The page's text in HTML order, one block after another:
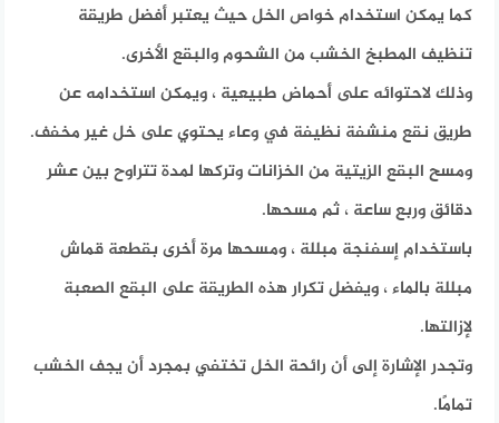
كما يمكن استخدام خواص الخل حيث يعتبر أفضل طريقة
تنظيف المطبخ الخشب من الشحوم والبقع الأخرى.
وذلك لاحتوائه على أحماض طبيعية ، ويمكن استخدامه عن
طريق نقع منشفة نظيفة في وعاء يحتوي على خل غير مخفف.
ومسح البقع الزيتية من الخزانات وتركها لمدة تتراوح بين عشر
دقائق وربع ساعة ، ثم مسحها.
باستخدام إسفنجة مبللة ، ومسحها مرة أخرى بقطعة قماش
مبللة بالماء ، ويفضل تكرار هذه الطريقة على البقع الصعبة
لإزالتها.
وتجدر الإشارة إلى أن رائحة الخل تختفي بمجرد أن يجف الخشب
تمامًا.